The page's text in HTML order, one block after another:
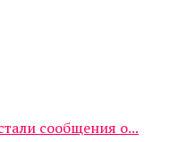
сообщения о...